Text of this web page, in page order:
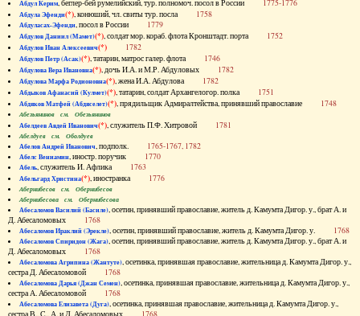
Абдул Керим, беглер-бей румелийский, тур. полномоч. посол в России 1775-1776
Абдула Эфенди(*), конюший, чл. свиты тур. посла 1758
Абдуласах-Эфенди, посол в России 1779
Абдулов Даниил (Мамет)(*), солдат мор. кораб. флота Кронштадт. порта 1752
Абдулов Иван Алексеевич(*) 1782
Абдулов Петр (Асак)(*), татарин, матрос галер. флота 1746
Абдулова Вера Ивановна(*), дочь И.А. и М.Р. Абдуловых 1782
Абдулова Марфа Родионовна(*), жена И.А. Абдулова 1782
Абдыков Афанасий (Кулмет)(*), татарин, солдат Архангелогор. полка 1751
Абдяков Матфей (Абдяселет)(*), прядильщик Адмиралтейства, принявший православие 1748
Абезьянинов см. Обезьянинов
Абелдеев Авдей Иванович(*), служитель П.Ф. Хитровой 1781
Абелдуев см. Оболдуев
Абелов Андрей Иванович, подполк. 1765-1767, 1782
Абелс Вениамин, иностр. поручик 1770
Абель, служитель И. Афлика 1763
Абельгард Христина(*), иностранка 1776
Абернибесов см. Обернибесов
Абернибесова см. Обернибесова
Абесаломов Василий (Басиле), осетин, принявший православие, житель д. Камумта Дигор. у., брат А. и
Д. Абесаломовых 1768
Абесаломов Ираклий (Эрекле), осетин, принявший православие, житель д. Камумта Дигор. у. 1768
Абесаломов Спиридон (Жага), осетин, принявший православие, житель д. Камумта Дигор. у., брат А. и
Д. Абесаломовых 1768
Абесаломова Агрипина (Жантуте), осетинка, принявшая православие, жительница д. Камумта Дигор. у.,
сестра Д. Абесаломовой 1768
Абесаломова Дарья (Джан Семен), осетинка, принявшая православие, жительница д. Камумта Дигор. у.,
сестра А. Абесаломовой 1768
Абесаломова Елизавета (Дуга), осетинка, принявшая православие, жительница д. Камумта Дигор. у.,